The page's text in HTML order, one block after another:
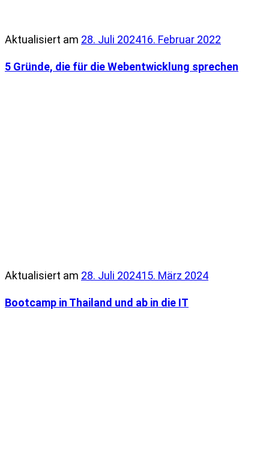
Aktualisiert am 28. Juli 202416. Februar 2022
5 Gründe, die für die Webentwicklung sprechen
Aktualisiert am 28. Juli 202415. März 2024
Bootcamp in Thailand und ab in die IT